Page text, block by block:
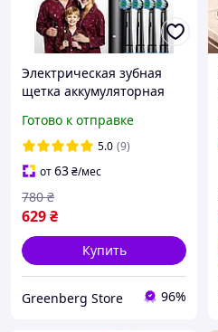
Электрическая зубная
щетка аккумуляторная
сменными насадками для
удаления налета
отбеливания зубов языка
Готово к отправке
5.0 (9)
от63₴/мес
629₴
780 ₴
Купить
Greenberg Store 96%